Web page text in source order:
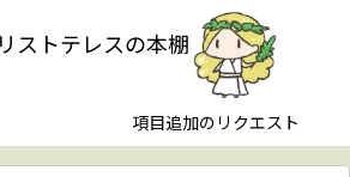
ストテレスの本棚
項目追加のリクエスト